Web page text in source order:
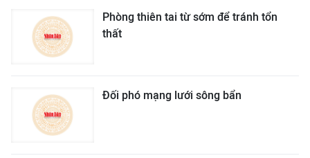
Phòng thiên tai từ sớm để tránh tổn
thất
Đối phó mạng lưới sông bẩn